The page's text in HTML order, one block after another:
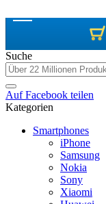
Suche
AufFacebook teilen
Kategorien
Smartphones
iPhone
Samsung
Nokia
Sony
Xiaomi